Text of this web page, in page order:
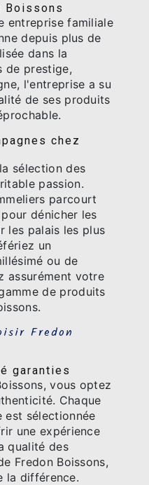
Boissons
entreprise familiale
depuis plus de
dans la
de prestige,
l'entreprise a su
de ses produits
chez
sélection des
passion.
parcourt
dénicher les
les palais les plus
un
ou de
assurément votre
de produits
Fredon
garanties
vous optez
Chaque
est sélectionnée
une expérience
qualité des
Fredon Boissons,
la différence.